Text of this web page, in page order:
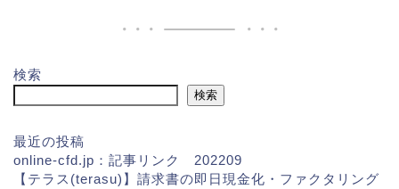
検索
検索
最近の投稿
online-cfd.jp：記事リンク 202209
【テラス(terasu)】請求書の即日現金化・ファクタリング